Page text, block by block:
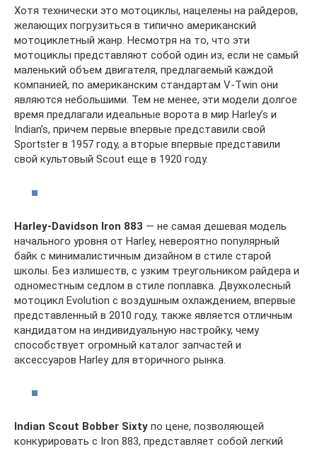
Хотя технически это мотоциклы, нацелены на райдеров,
желающих погрузиться в типично американский
мотоциклетный жанр. Несмотря на то, что эти
мотоциклы представляют собой один из, если не самый
маленький объем двигателя, предлагаемый каждой
компанией, по американским стандартам V-Twin они
являются небольшими. Тем не менее, эти модели долгое
время предлагали идеальные ворота в мир Harley’s и
Indian’s, причем первые впервые представили свой
Sportster в 1957 году, а вторые впервые представили
свой культовый Scout еще в 1920 году.
Harley-Davidson Iron 883 — не самая дешевая модель
начального уровня от Harley, невероятно популярный
байк с минималистичным дизайном в стиле старой
школы. Без излишеств, с узким треугольником райдера и
одноместным седлом в стиле поплавка. Двухколесный
мотоцикл Evolution с воздушным охлаждением, впервые
представленный в 2010 году, также является отличным
кандидатом на индивидуальную настройку, чему
способствует огромный каталог запчастей и
аксессуаров Harley для вторичного рынка.
Indian Scout Bobber Sixty по цене, позволяющей
конкурировать с Iron 883, представляет собой легкий